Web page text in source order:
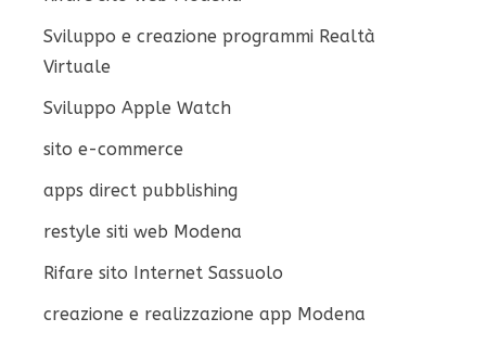
Sviluppo e creazione programmi Realtà
Virtuale
Sviluppo Apple Watch
sito e-commerce
apps direct pubblishing
restyle siti web Modena
Rifare sito Internet Sassuolo
creazione e realizzazione app Modena